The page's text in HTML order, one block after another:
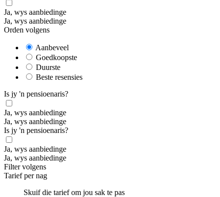
Ja, wys aanbiedinge
Ja, wys aanbiedinge
Orden volgens
Aanbeveel
Goedkoopste
Duurste
Beste resensies
Is jy 'n pensioenaris?
Ja, wys aanbiedinge
Ja, wys aanbiedinge
Is jy 'n pensioenaris?
Ja, wys aanbiedinge
Ja, wys aanbiedinge
Filter volgens
Tarief per nag
Skuif die tarief om jou sak te pas